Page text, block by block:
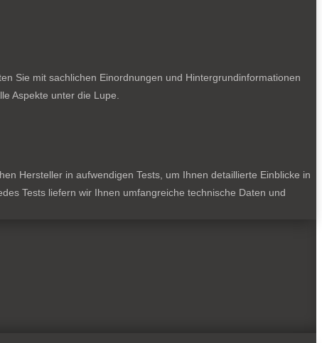
Sie mit sachlichen Einordnungen und Hintergrundinformationen
Aspekte unter die Lupe.
Hersteller in aufwendigen Tests, um Ihnen detaillierte Einblicke in
Tests liefern wir Ihnen umfangreiche technische Daten und